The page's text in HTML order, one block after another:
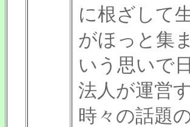
に根ざして
がほっと集
いう思いで
法人が運営
時々の話題